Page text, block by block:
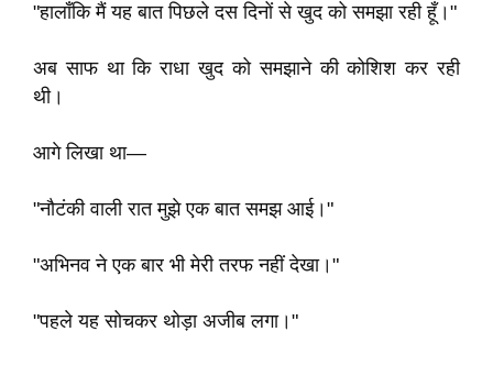
"हालाँकि मैं यह बात पिछले दस दिनों से खुद को समझा रही हूँ।"
अब साफ था कि राधा खुद को समझाने की कोशिश कर रही
थी।
आगे लिखा था—
"नौटंकी वाली रात मुझे एक बात समझ आई।"
"अभिनव ने एक बार भी मेरी तरफ नहीं देखा।"
"पहले यह सोचकर थोड़ा अजीब लगा।"